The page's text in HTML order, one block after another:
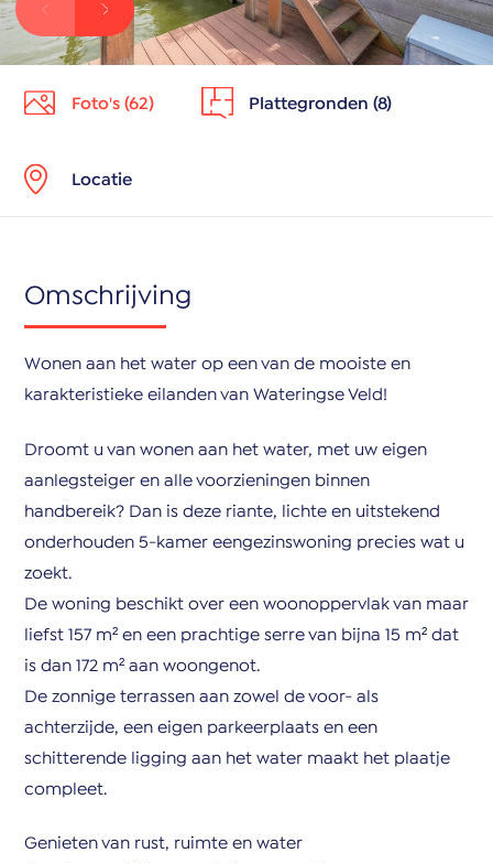
Foto's (62) Plattegronden (8)
Locatie
Omschrijving
Wonen aan het water op een van de mooiste en
karakteristieke eilanden van Wateringse Veld!
Droomt u van wonen aan het water, met uw eigen
aanlegsteiger en alle voorzieningen binnen
handbereik? Dan is deze riante, lichte en uitstekend
onderhouden 5-kamer eengezinswoning precies wat u
zoekt.
De woning beschikt over een woonoppervlak van maar
liefst 157 m² en een prachtige serre van bijna 15 m² dat
is dan 172 m² aan woongenot.
De zonnige terrassen aan zowel de voor- als
achterzijde, een eigen parkeerplaats en een
schitterende ligging aan het water maakt het plaatje
compleet.
Genieten van rust, ruimte en water